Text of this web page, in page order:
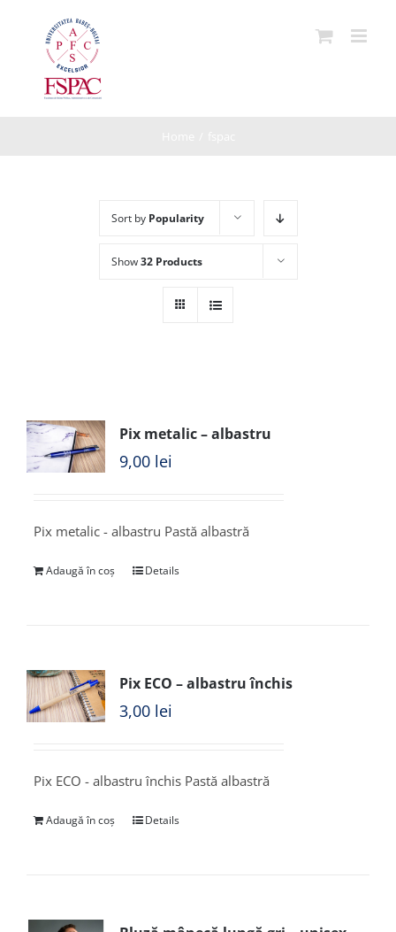
Sort by Popularity
Show32 Products
Pix metalic – albastru
9,00 lei
Pix metalic - albastru Pastă albastră
Adaugă în coș Details
Pix ECO – albastru închis
3,00 lei
Pix ECO - albastru închis Pastă albastră
Adaugă în coș Details